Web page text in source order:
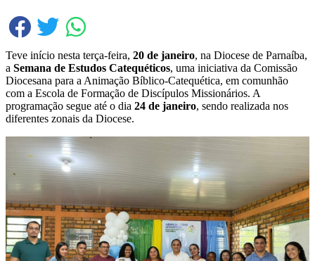
Teve início nesta terça-feira, 20 de janeiro, na Diocese de Parnaíba,
a Semana de Estudos Catequéticos, uma iniciativa da Comissão
Diocesana para a Animação Bíblico-Catequética, em comunhão
com a Escola de Formação de Discípulos Missionários. A
programação segue até o dia 24 de janeiro, sendo realizada nos
diferentes zonais da Diocese.